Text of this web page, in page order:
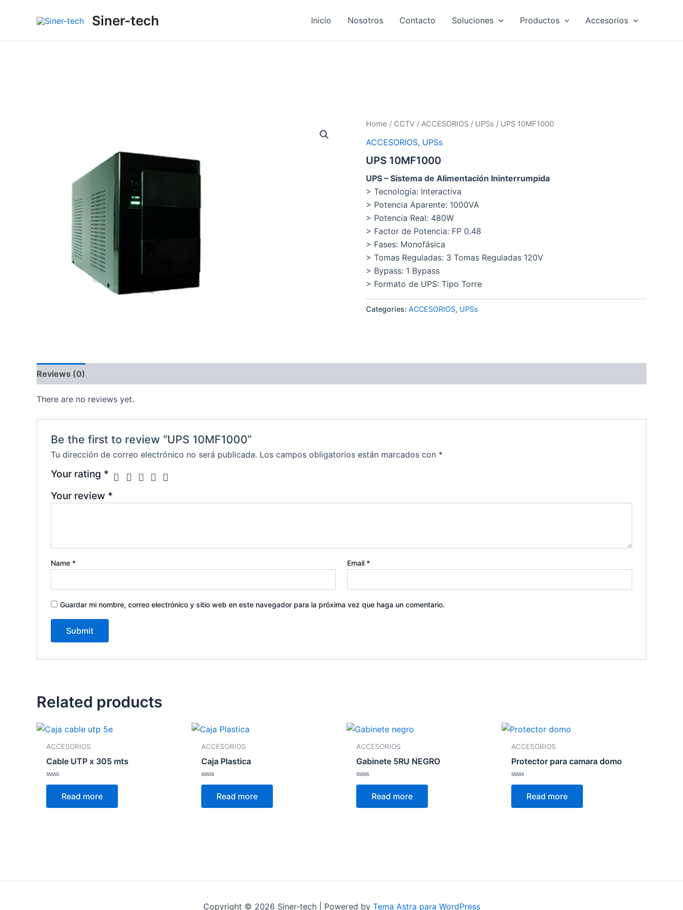
Siner-tech Inicio Nosotros Contacto Soluciones Productos Accesorios
Home / CCTV / ACCESORIOS / UPSs / UPS 10MF1000
ACCESORIOS, UPSs
UPS 10MF1000
UPS – Sistema de Alimentación Ininterrumpida
> Tecnología: Interactiva
> Potencia Aparente: 1000VA
> Potencia Real: 480W
> Factor de Potencia: FP 0.48
> Fases: Monofásica
> Tomas Reguladas: 3 Tomas Reguladas 120V
> Bypass: 1 Bypass
> Formato de UPS: Tipo Torre
Categories: ACCESORIOS, UPSs
Reviews (0)
There are no reviews yet.
Be the first to review “UPS 10MF1000”
Tu dirección de correo electrónico no será publicada. Los campos obligatorios están marcados con *
Your rating *
Your review *
Name * Email *
Guardar mi nombre, correo electrónico y sitio web en este navegador para la próxima vez que haga un comentario.
Related products
ACCESORIOS
Cable UTP x 305 mts
Rated
5
Read more
ACCESORIOS
Caja Plastica
Rated
5
Read more
ACCESORIOS
Gabinete 5RU NEGRO
Rated
5
Read more
ACCESORIOS
Protector para camara domo
Rated
5
Read more
Copyright © 2026 Siner-tech | Powered by Tema Astra para WordPress